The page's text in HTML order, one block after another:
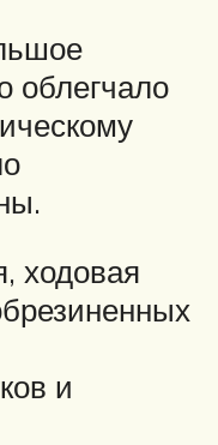
облегчало
ходовая
и